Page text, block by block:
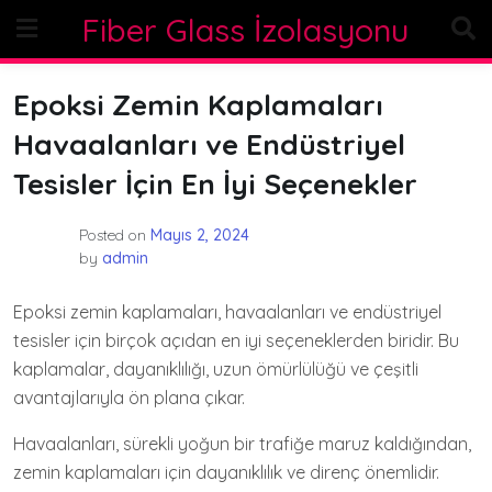
content
Fiber Glass İzolasyonu
Epoksi Zemin Kaplamaları
Havaalanları ve Endüstriyel
Tesisler İçin En İyi Seçenekler
Posted on Mayıs 2, 2024
by admin
Epoksi zemin kaplamaları, havaalanları ve endüstriyel
tesisler için birçok açıdan en iyi seçeneklerden biridir. Bu
kaplamalar, dayanıklılığı, uzun ömürlülüğü ve çeşitli
avantajlarıyla ön plana çıkar.
Havaalanları, sürekli yoğun bir trafiğe maruz kaldığından,
zemin kaplamaları için dayanıklılık ve direnç önemlidir.